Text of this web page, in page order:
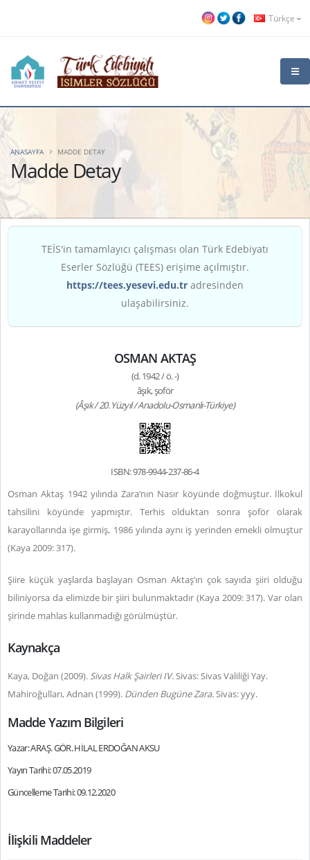
Türkçe
Madde Detay
ANASAYFA MADDE DETAY
TEİS'in tamamlayıcı çalışması olan Türk Edebiyatı
Eserler Sözlüğü (TEES) erişime açılmıştır.
https://tees.yesevi.edu.tr adresinden
ulaşabilirsiniz.
OSMAN AKTAŞ
(d. 1942 / ö. -)
âşık, şoför
(Âşık / 20. Yüzyıl / Anadolu-Osmanlı-Türkiye)
ISBN: 978-9944-237-86-4
Osman Aktaş 1942 yılında Zara’nın Nasır köyünde doğmuştur. İlkokul
tahsilini köyünde yapmıştır. Terhis olduktan sonra şoför olarak
karayollarında işe girmiş, 1986 yılında aynı iş yerinden emekli olmuştur
(Kaya 2009: 317).
Şiire küçük yaşlarda başlayan Osman Aktaş’ın çok sayıda şiiri olduğu
biliniyorsa da elimizde bir şiiri bulunmaktadır (Kaya 2009: 317). Var olan
şirinde mahlas kullanmadığı görülmüştür.
Kaynakça
Kaya, Doğan (2009). Sivas Halk Şairleri IV.Sivas: Sivas Valiliği Yay.
Mahiroğulları, Adnan (1999). Dünden Bugüne Zara.Sivas: yyy.
Madde Yazım Bilgileri
Yazar: ARAŞ. GÖR. HİLAL ERDOĞAN AKSU
Yayın Tarihi: 07.05.2019
Güncelleme Tarihi: 09.12.2020
İlişkili Maddeler